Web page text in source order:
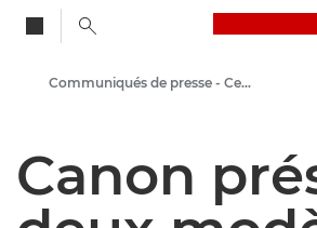
Presse
Communiqués de presse - Centre de presse Canon
Canon